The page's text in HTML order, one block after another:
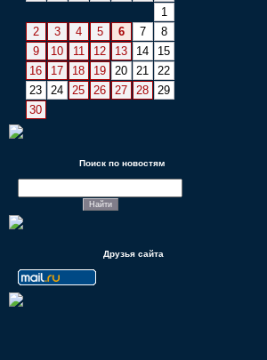
1
2
3 4 5 6 7
8
9
10 11 12 13 14
15
16
17 18 19 20 21
22
23
24 25 26 27 28
29
30
Поиск по новостям
Друзья сайта